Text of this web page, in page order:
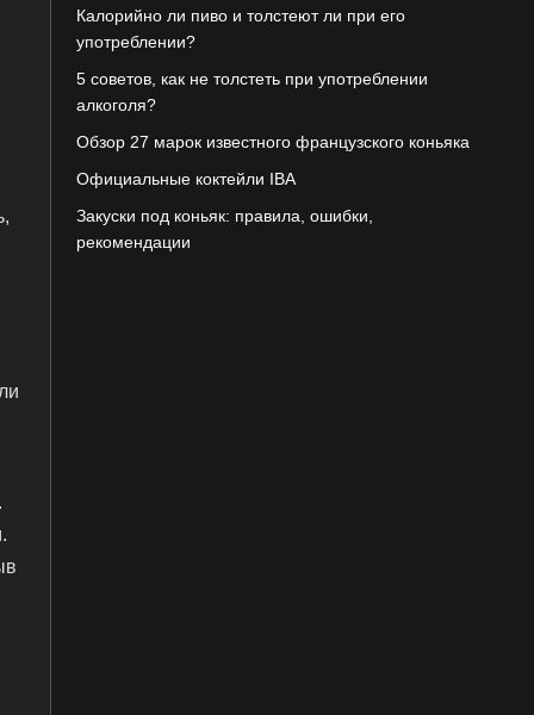
Калорийно ли пиво и толстеют ли при его
употреблении?
5 советов, как не толстеть при употреблении
алкоголя?
Обзор 27 марок известного французского коньяка
Официальные коктейли IBA
Закуски под коньяк: правила, ошибки,
рекомендации